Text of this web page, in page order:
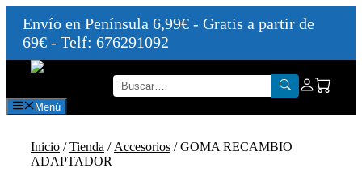
Envío en Península 6,99€ - Gratis a partir de
69€ - Telf: 676291092
Saltar
contenido
Menú
Inicio /Tienda / Accesorios / GOMA RECAMBIO
ADAPTADOR